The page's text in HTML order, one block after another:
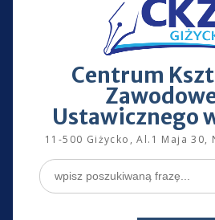
Centrum
Ustawicznego
11-500 Giżycko, Al.1 Maja 30,
Search
for: